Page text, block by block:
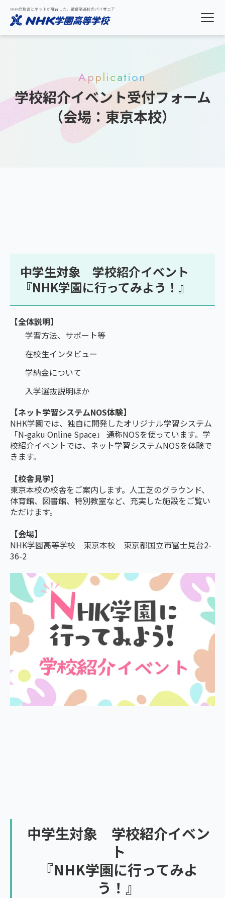
NHKの放送とネットが融合した、通信制高校のパイオニア
Application
学校紹介イベント受付フォーム
（会場：東京本校）
中学生対象 学校紹介イベント
『NHK学園に行ってみよう！』
【全体説明】
学習方法、サポート等
在校生インタビュー
学納金について
入学選抜説明ほか
【ネット学習システムNOS体験】
NHK学園では、独自に開発したオリジナル学習システム
「N-gaku Online Space」 通称NOSを使っています。学
校紹介イベントでは、ネット学習システムNOSを体験で
きます。
【校舎見学】
東京本校の校舎をご案内します。人工芝のグラウンド、
体育館、図書館、特別教室など、充実した施設をご覧い
ただけます。
【会場】
NHK学園高等学校 東京本校 東京都国立市富士見台2-
36-2
中学生対象 学校紹介イベン
ト
『NHK学園に行ってみよ
う！』